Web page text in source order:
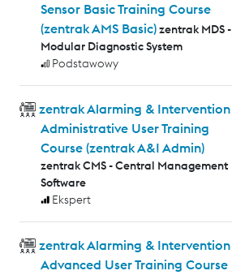
Sensor Basic Training Course
(zentrak AMS Basic)zentrak MDS -
Modular Diagnostic System
Podstawowy
zentrak Alarming & Intervention
Administrative User Training
Course (zentrak A&I Admin)
zentrak CMS - Central Management
Software
Ekspert
zentrak Alarming & Intervention
Advanced User Training Course